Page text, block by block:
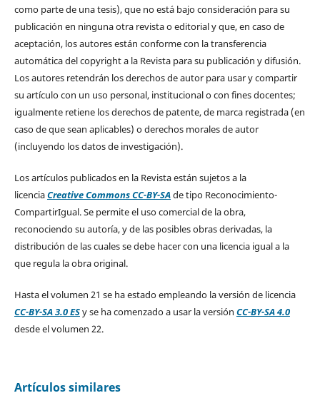
como parte de una tesis), que no está bajo consideración para su
publicación en ninguna otra revista o editorial y que, en caso de
aceptación, los autores están conforme con la transferencia
automática del copyright a la Revista para su publicación y difusión.
Los autores retendrán los derechos de autor para usar y compartir
su artículo con un uso personal, institucional o con fines docentes;
igualmente retiene los derechos de patente, de marca registrada (en
caso de que sean aplicables) o derechos morales de autor
(incluyendo los datos de investigación).
Los artículos publicados en la Revista están sujetos a la
licenciaCreative Commons CC-BY-SAde tipo Reconocimiento-
CompartirIgual. Se permite el uso comercial de la obra,
reconociendo su autoría, y de las posibles obras derivadas, la
distribución de las cuales se debe hacer con una licencia igual a la
que regula la obra original.
Hasta el volumen 21 se ha estado empleando la versión de licencia
CC-BY-SA 3.0 ESy se ha comenzado a usar la versión CC-BY-SA 4.0
desde el volumen 22.
Artículos similares